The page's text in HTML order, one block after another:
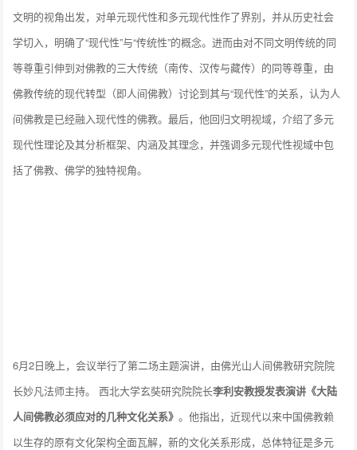
文明的视角出发，对单元现代性和多元现代性作了界别，并从历史社会
学切入，明确了“现代性”与“传统性”的概念。进而由对不同文明传统的同
等尊重引伸到对佛教的三大传统（南传、汉传与藏传）的同等尊重，由
佛教传统的现代转型（即人间佛教）讨论到其与“现代性”的关系，认为人
间佛教是已经融入现代性的佛教。最后，他回归文明视域，介绍了多元
现代性理论及其分析框架、内涵及其理念，并强调多元现代性视域中包
括了佛教、佛学的独特视角。
6月2日晚上，会议举行了第二场主题演讲，由佛光山人间佛教研究院院
长妙凡法师主持。 西北大学玄奘研究院院长李利安教授发表演讲《大陆
人间佛教必须应对的几种文化关系》。他指出，近现代以来中国佛教赖
以生存的原有文化架构全面瓦解，新的文化关系形成，总体特征是多元